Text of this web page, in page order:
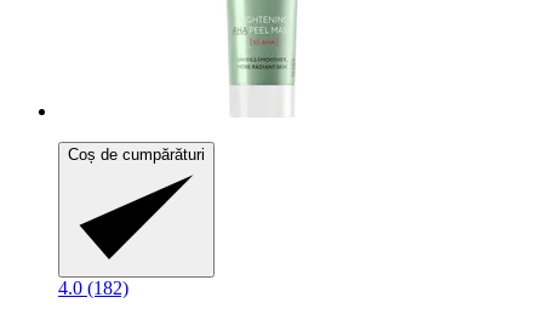
Coș de cumpărături
4.0 (182)